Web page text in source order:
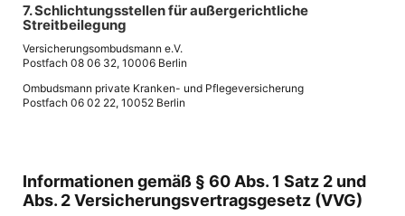
7. Schlichtungsstellen für außergerichtliche
Streitbeilegung
Versicherungsombudsmann e.V.
Postfach 08 06 32, 10006 Berlin
Ombudsmann private Kranken- und Pflegeversicherung
Postfach 06 02 22, 10052 Berlin
Informationen gemäß § 60 Abs. 1 Satz 2 und
Abs. 2 Versicherungsvertragsgesetz (VVG)